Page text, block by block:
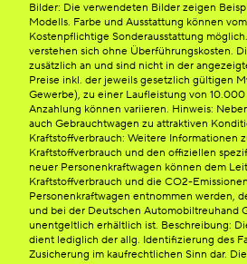
Bilder: Die verwendeten Bilder zeigen
Modells. Farbe und Ausstattung können
Kostenpflichtige Sonderausstattung
verstehen sich ohne Überführungskosten.
zusätzlich an und sind nicht in der
Preise inkl. der jeweils gesetzlich gültigen
Gewerbe), zu einer Laufleistung von
Anzahlung können variieren. Hinweis:
auch Gebrauchtwagen zu attraktiven
Kraftstoffverbrauch: Weitere Informationen
Kraftstoffverbrauch und den offiziellen
neuer Personenkraftwagen können dem
Kraftstoffverbrauch und die CO2-
Personenkraftwagen entnommen werden,
und bei der Deutschen Automobiltreuhand
unentgeltlich erhältlich ist. Beschreibung:
dient lediglich der allg. Identifizierung des
Zusicherung im kaufrechtlichen Sinn dar.